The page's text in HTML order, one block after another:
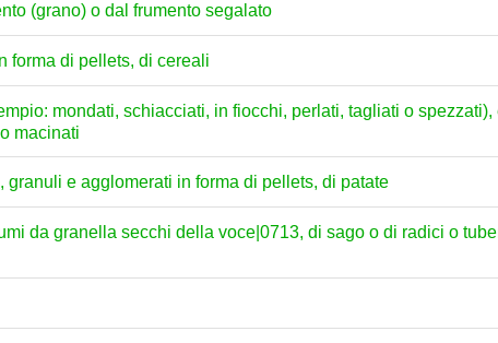
(grano) o dal frumento segalato
forma di pellets, di cereali
mondati, schiacciati, in fiocchi, perlati, tagliati o
macinati
granuli e agglomerati in forma di pellets, di patate
da granella secchi della voce|0713, di sago o di radici o